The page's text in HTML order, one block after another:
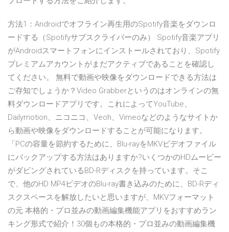
方法1：Androidでオフライン再生用のSpotify音楽をダウンロ
ードする（Spotifyサブスクライバーのみ） Spotify音楽アプリ
がAndroidスマートフォンにインストールされており、Spotify
プレミアムアカウントがまだアクティブであることを確認し
てください。 無料で動画や映像をダウンロードできる方法は
ご存知でしょうか？Video Grabberというのはオンラインの無
料ダウンロードアプリです。これによってYouTube、
Dailymotion、ニコニコ、Veoh、Vimeoなどのようなサイトか
ら動画や映像をダウンロードすることが可能になります。
「PCの容量を節約するために、Blu-rayをMKVビデオファイル
にバックアップする方法はありますか?いくつかのHDムービー
がダビングされているBD-Rディスクを持っています。そこ
で、他のHD MP4ビデオのBlu-ray書き込みのために、BD-Rディ
スクスペースを解放したいと思いますが、MKVフォーマット
の元 本格的・プロ並みの動画編集機能アプリをおすすめラン
キング形式で紹介！30個もの本格的・プロ並みの動画編集機